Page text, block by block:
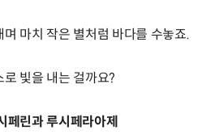
마치 작은 별처럼 바다를 수놓죠.
빛을 내는 걸까요?
페린과 루시페라아제